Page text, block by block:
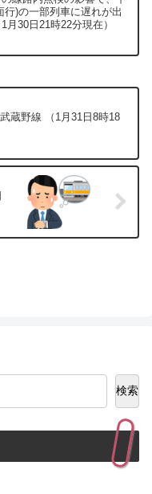
行)の一部列車に遅れが出
月30日21時22分現在）
武蔵野線 （1月31日8時18
検索